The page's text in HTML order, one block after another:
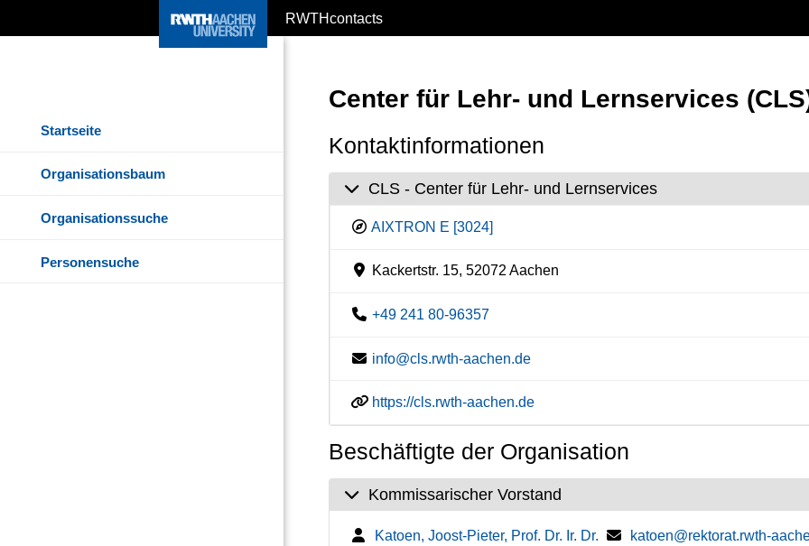
RWTHcontacts
Startseite
Organisationsbaum
Organisationssuche
Personensuche
Center für Lehr- und Lernservices
Kontaktinformationen
CLS - Center für Lehr- und Lernservices
AIXTRON E [3024]
Kackertstr. 15, 52072 Aachen
+49 241 80-96357
info@cls.rwth-aachen.de
https://cls.rwth-aachen.de
Beschäftigte der Organisation
Kommissarischer Vorstand
Katoen, Joost-Pieter, Prof. Dr. Ir. Dr.
katoen@rektorat.rwth-